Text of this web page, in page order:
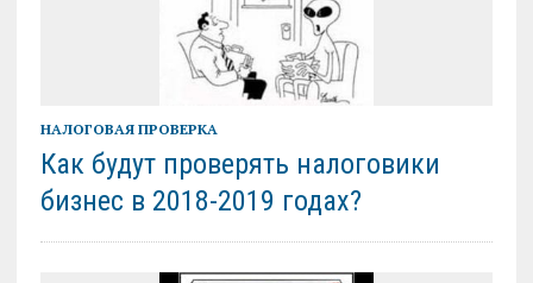
НАЛОГОВАЯ ПРОВЕРКА
Как будут проверять налоговики
бизнес в 2018-2019 годах?